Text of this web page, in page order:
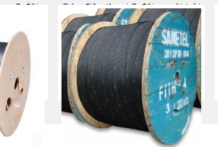
2 đôi Cáp điện thoại 2 đôi ngoài trời
Mua ngay